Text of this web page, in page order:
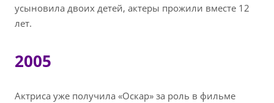
усыновила двоих детей, актеры прожили вместе 12
лет.
2005
Актриса уже получила «Оскар» за роль в фильме